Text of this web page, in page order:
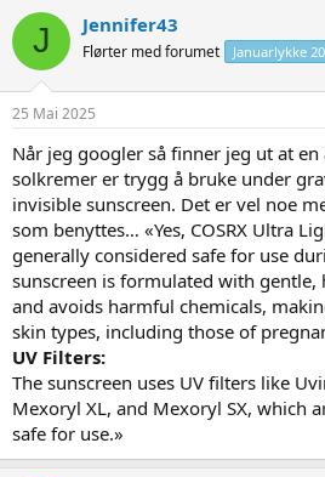
J Jennifer43
Flørter med forumet Januarlykke
25 Mai 2025
Når jeg googler så finner jeg ut at
solkremer er trygg å bruke under
invisible sunscreen. Det er vel noe
som benyttes… «Yes, COSRX Ultra
generally considered safe for use
sunscreen is formulated with
and avoids harmful chemicals,
skin types, including those of
UV Filters:
The sunscreen uses UV filters like
Mexoryl XL, and Mexoryl SX, which
safe for use.»